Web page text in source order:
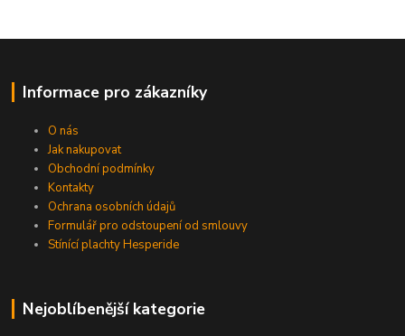
Informace pro zákazníky
O nás
Jak nakupovat
Obchodní podmínky
Kontakty
Ochrana osobních údajů
Formulář pro odstoupení od smlouvy
Stínící plachty Hesperide
Nejoblíbenější kategorie